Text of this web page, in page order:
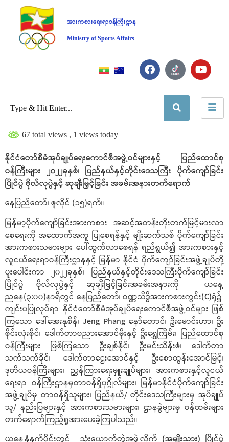
အားကစားရေးရာဝန်ကြီးဌာန
Ministry of Sports Affairs
67 total views , 1 views today
နိုင်ငံတော်စီမံအုပ်ချုပ်ရေးကောင်စီအဖွဲ့ဝင်များနှင့် ပြည်ထောင်စု
ဝန်ကြီးများ ၂၀၂၂ခုနှစ်၊ ပြည်နယ်နှင့်တိုင်းဒေသကြီး ပိုက်ကျော်ခြင်း
ပြိုင်ပွဲ ဗိုလ်လုပွဲနှင့် ဆုချီးမြှင့်ခြင်း အခမ်းအနားတက်ရောက်
နေပြည်တော်၊ ဇူလိုင် (၁၅)ရက်။
မြန်မာ့ပိုက်ကျော်ခြင်းအားကစား အဆင့်အတန်းတိုးတက်မြင့်မားလာ
စေရေးကို အထောက်အကူ ပြုစေရန်နှင့် မျိုးဆက်သစ် ပိုက်ကျော်ခြင်း
အားကစားသမားများ ပေါ်ထွက်လာစေရန် ရည်ရွယ်၍ အားကစားနှင့်
လူငယ်ရေးရာဝန်ကြီးဌာနနှင့် မြန်မာ နိုင်ငံ ပိုက်ကျော်ခြင်းအဖွဲ့ချုပ်တို့
ပူးပေါင်းကာ ၂၀၂၂ခုနှစ်၊ ပြည်နယ်နှင့်တိုင်းဒေသကြီးပိုက်ကျော်ခြင်း
ပြိုင်ပွဲ ဗိုလ်လုပွဲနှင့် ဆုချီးမြှင့်ခြင်းအခမ်းအနားကို ယနေ့
ညနေ(၃:၀၀)နာရီတွင် နေပြည်တော်၊ ဝဏ္ဏသိဒ္ဓိအားကစားကွင်း(C)ရုံ၌
ကျင်းပပြုလုပ်ရာ နိုင်ငံတော်စီမံအုပ်ချုပ်ရေးကောင်စီအဖွဲ့ဝင်များ ဖြစ်
ကြသော ဒေါ်အေးနုစိန်၊ Jeng Phang နော်တောင်၊ ဦးမောင်းဟာ၊ ဦး
စိုင်းလုံးစိုင်၊ ဒေါက်တာဗညားအောင်မိုးနှင့် ဦးရွှေကြိမ်း၊ ပြည်ထောင်စု
ဝန်ကြီးများ ဖြစ်ကြသော ဦးချစ်နိုင်၊ ဦးမင်းသိန်းဇံ၊ ဒေါက်တာ
သက်သက်ခိုင်၊ ဒေါက်တာဌေးအောင်နှင့် ဦးစောထွန်းအောင်မြင့်၊
ဒုတိယဝန်ကြီးများ၊ ညွှန်ကြားရေးမှူးချုပ်များ၊ အားကစားနှင့်လူငယ်
ရေးရာ ဝန်ကြီးဌာနမှတာဝန်ရှိပုဂ္ဂိုလ်များ၊ မြန်မာနိုင်ငံပိုက်ကျော်ခြင်း
အဖွဲ့ချုပ်မှ တာဝန်ရှိသူများ၊ ပြည်နယ်/ တိုင်းဒေသကြီးများမှ အုပ်ချုပ်
သူ/ နည်းပြများနှင့် အားကစားသမားများ၊ ဌာနခွဲများမှ ဝန်ထမ်းများ
တက်ရောက်ကြည့်ရှုအားပေးခဲ့ကြပါသည်။
ယနေ့နံနက်ပိုင်းတွင် သုံးယောက်တွဲအဖွဲ့လိုက် (အမျိုးသား) ပြိုင်ပွဲ